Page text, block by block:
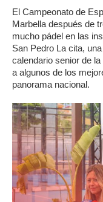
El Campeonato de
Marbella después de
mucho pádel en las
San Pedro La cita,
calendario senior de
a algunos de los
panorama nacional.